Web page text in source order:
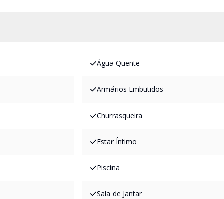
Água Quente
Armários Embutidos
Churrasqueira
Estar Íntimo
Piscina
Sala de Jantar